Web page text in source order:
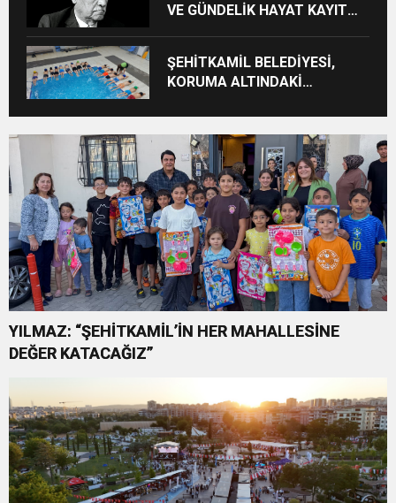
VE GÜNDELİK HAYAT KAYIT
ŞEHİTKAMİL BELEDİYESİ,
KORUMA ALTINDAKİ
BULUŞTURUYOR
YILMAZ: “ŞEHİTKAMİL’İN HER MAHALLESİNE
DEĞER KATACAĞIZ”